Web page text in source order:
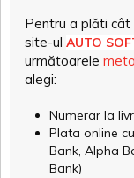
Pentru a plăti cât
site-ul AUTO
următoarele
alegi:
Numerar la
Plata online
Bank, Alpha
Bank)